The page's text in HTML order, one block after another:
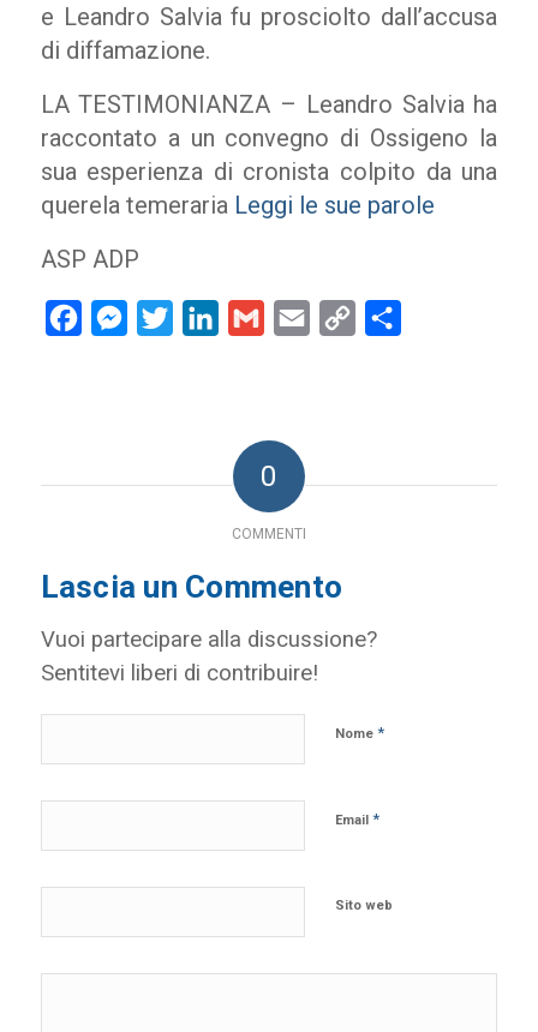
e Leandro Salvia fu prosciolto dall’accusa
di diffamazione.
LA TESTIMONIANZA – Leandro Salvia ha
raccontato a un convegno di Ossigeno la
sua esperienza di cronista colpito da una
querela temeraria Leggi le sue parole
ASP ADP
FacebookMessenger
Twitter LinkedInGmail Email
Copy
0
COMMENTI
Lascia un Commento
Vuoi partecipare alla discussione?
Sentitevi liberi di contribuire!
Nome *
Email *
Sito web